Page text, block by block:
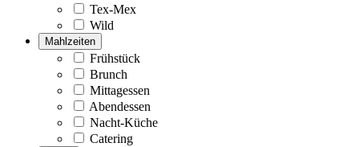
Tex-Mex
Wild
Mahlzeiten
Frühstück
Brunch
Mittagessen
Abendessen
Nacht-Küche
Catering